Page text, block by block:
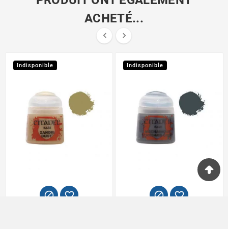
ACHETÉ...
 
Indisponible
 
Indisponible
 